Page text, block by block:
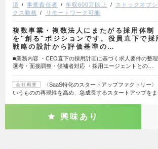
済
事業責任者 年収600万以上 ストックオプ
クス勤務
リモートワーク可能
複数事業・複数法人にまたがる採用体制
を"創る"ポジションです。役員直下で採
戦略の設計から評価基準の…
■業務内容 ・CEO直下の採用計画に基づく求人要件の整
選考・面接調整・候補者対応 ・採用エージェントとの…
会社概要
〈SaaS特化のスタートアップファクトリー
いうものの再現性を高め、急成長するスタートアップを
興味あり